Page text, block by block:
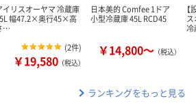
イリスオーヤマ 冷蔵庫
幅47.2×奥行45×高
…
(2件)
￥19,580 （税込）
日本美的 Comfee 1ドア
小型冷蔵庫 45L RCD45
￥14,800～ （税込）
ランキングをもっと見る